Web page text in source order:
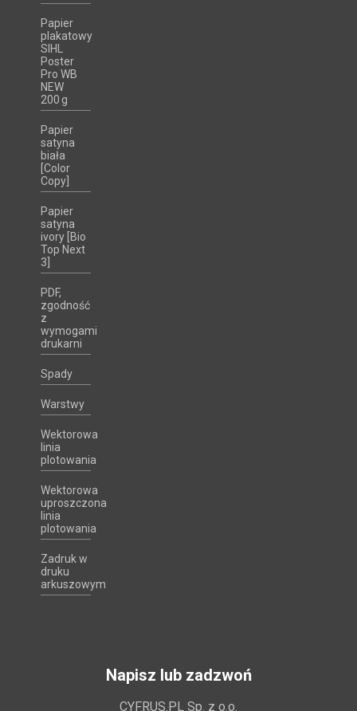
Papier
plakatowy
SIHL
Poster
Pro WB
NEW
200 g
Papier
satyna
biała
[Color
Copy]
Papier
satyna
ivory [Bio
Top Next
3]
PDF,
zgodność
z
wymogami
drukarni
Spady
Warstwy
Wektorowa
linia
plotowania
Wektorowa
uproszczona
linia
plotowania
Zadruk w
druku
arkuszowym
Napisz lub zadzwoń
CYFRUS.PL Sp. z o.o.